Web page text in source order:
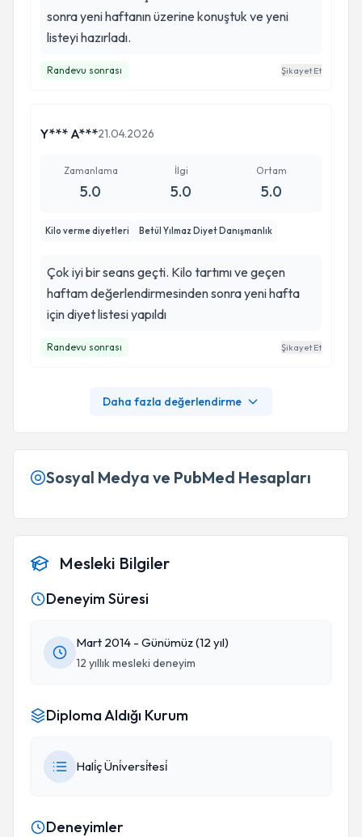
sonra yeni haftanın üzerine konuştuk ve yeni
listeyi hazırladı.
Randevu sonrası Şikayet Et
Y*** A***21.04.2026
Zamanlama
5.0
İlgi
5.0
Ortam
5.0
Kilo verme diyetleri Betül Yılmaz Diyet Danışmanlık
Çok iyi bir seans geçti. Kilo tartımı ve geçen
haftam değerlendirmesinden sonra yeni hafta
için diyet listesi yapıldı
Randevu sonrası Şikayet Et
Daha fazla değerlendirme
Sosyal Medya ve PubMed Hesapları
Mesleki Bilgiler
Deneyim Süresi
Mart 2014 - Günümüz (12 yıl)
12 yıllık mesleki deneyim
Diploma Aldığı Kurum
Hali̇ç Üni̇versi̇tesi̇
Deneyimler